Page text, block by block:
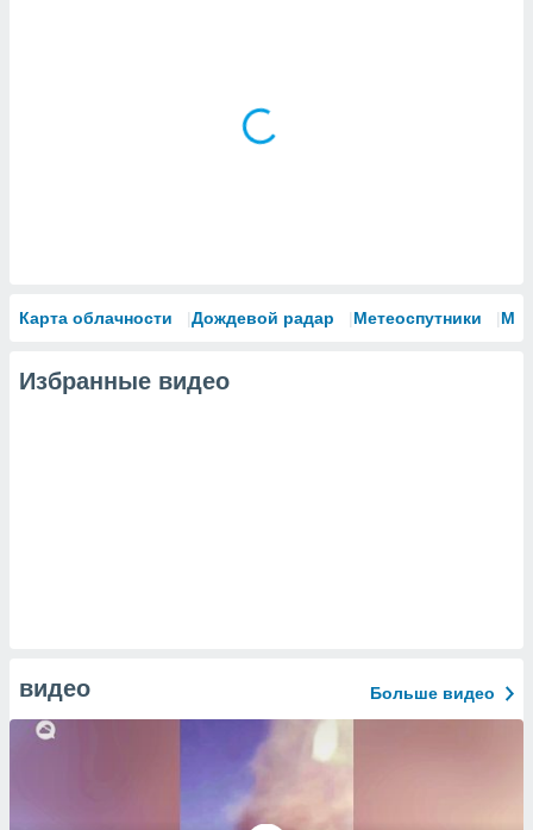
Карта облачности Дождевой радар Метеоспутники
Избранные видео
видео Больше видео